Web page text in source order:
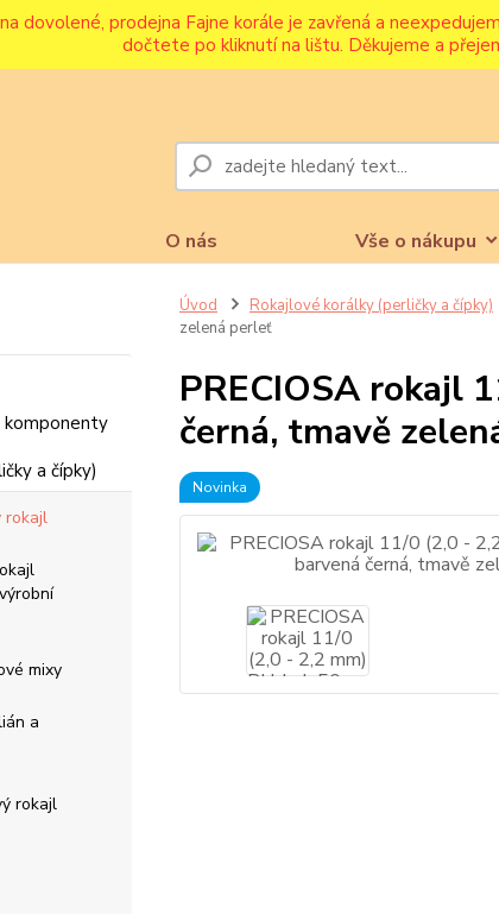
dovolené, prodejna Fajne korále je zavřená a
dočtete po kliknutí na lištu. Děkujeme a
O nás Vše o nákupu
komponenty
a čípky)
rokajl
mixy
a
rokajl
Úvod Rokajlové korálky (perličky a čípky)
zelená perleť
PRECIOSA rokajl
černá, tmavě
Novinka